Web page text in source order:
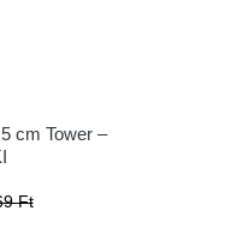
cm Tower –
Ft